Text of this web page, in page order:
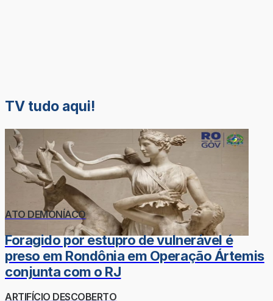
TV tudo aqui!
ATO DEMONÍACO
Foragido por estupro de vulnerável é
preso em Rondônia em Operação Ártemis
conjunta com o RJ
ARTIFÍCIO DESCOBERTO